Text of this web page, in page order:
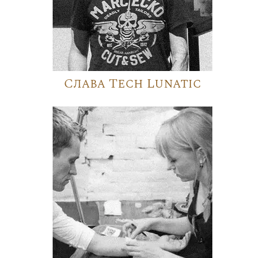
Слава Tech Lunatic